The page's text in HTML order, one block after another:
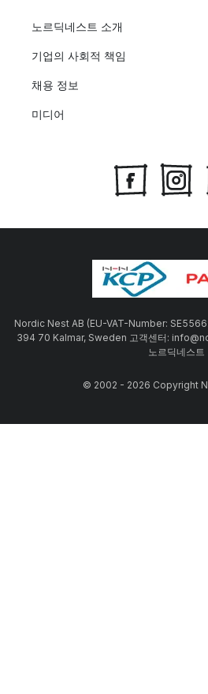
노르딕네스트 소개
기업의 사회적 책임
채용 정보
미디어
Nordic Nest AB (EU-VAT-Number:
394 70 Kalmar, Sweden 고객센터:
노르딕네스트
© 2002 - 2026 Copyright